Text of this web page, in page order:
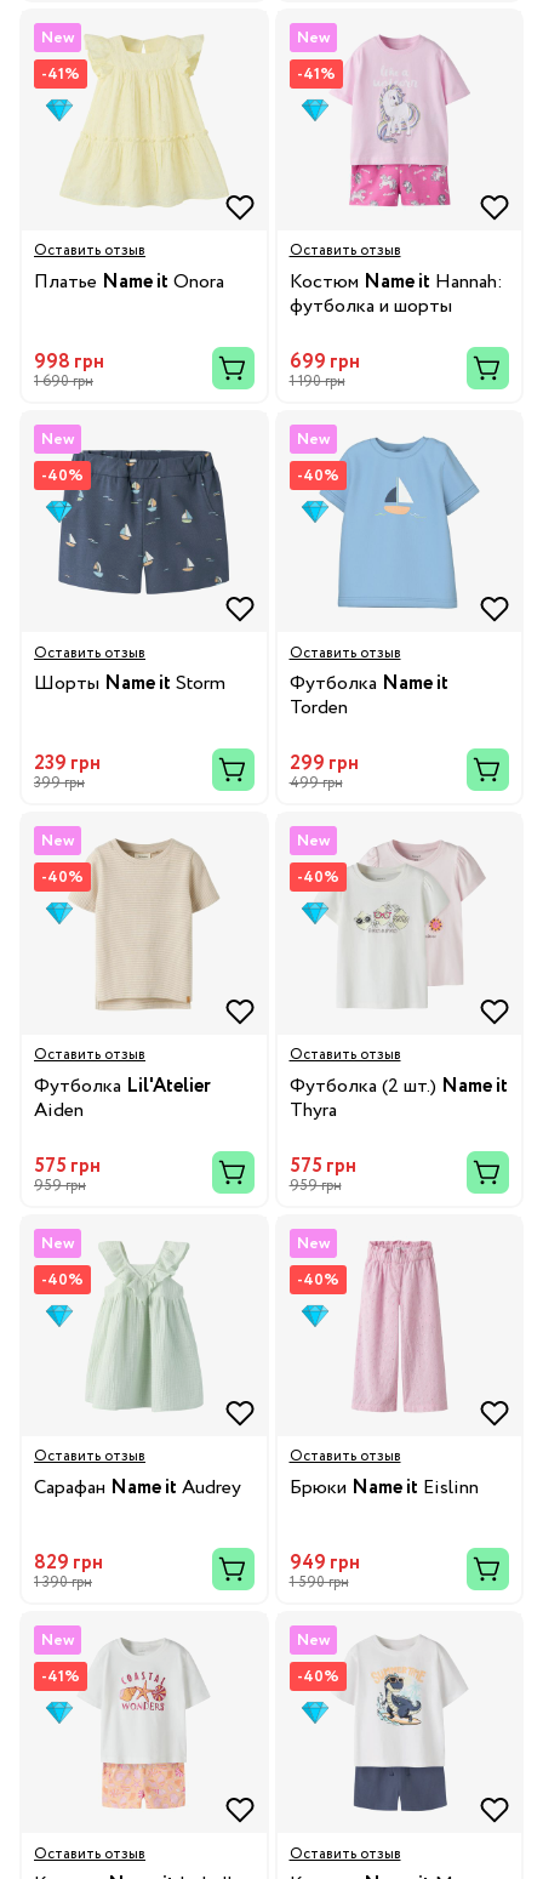
New
-41%
Оставить отзыв
Платье Name it Onora
998 грн
1 690 грн
New
-41%
Оставить отзыв
Костюм Name it Hannah:
футболка и шорты
699 грн
1 190 грн
New
-40%
Оставить отзыв
Шорты Name it Storm
239 грн
399 грн
New
-40%
Оставить отзыв
Футболка Name it
Torden
299 грн
499 грн
New
-40%
Оставить отзыв
Футболка Lil'Atelier
Aiden
575 грн
959 грн
New
-40%
Оставить отзыв
Футболка (2 шт.) Name it
Thyra
575 грн
959 грн
New
-40%
Оставить отзыв
Сарафан Name it Audrey
829 грн
1 390 грн
New
-40%
Оставить отзыв
Брюки Name it Eislinn
949 грн
1 590 грн
New
-41%
Оставить отзыв
New
-40%
Оставить отзыв